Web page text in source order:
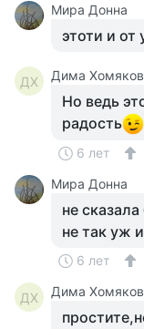
Мира Донна
этоти и от
ДХ Дима Хомяков
Но ведь
радость
6 лет
Мира Донна
не
не так уж
6 лет
ДХ Дима Хомяков